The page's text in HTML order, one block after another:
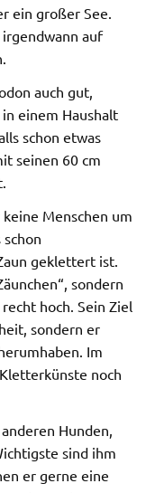
ein großer See.
auf
auch gut,
einem Haushalt
schon etwas
seinen 60 cm
Menschen um
geklettert ist.
sondern
hoch. Sein Ziel
sondern er
Im
noch
Hunden,
sind ihm
er gerne eine